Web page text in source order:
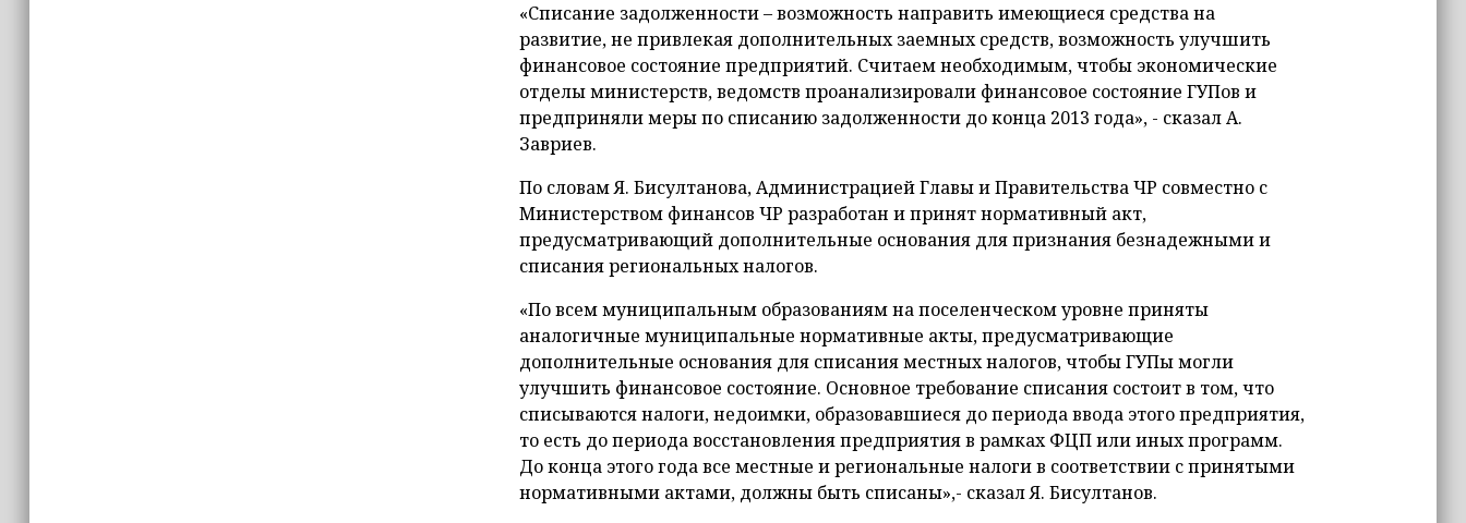
«Списание задолженности – возможность направить имеющиеся средства на
развитие, не привлекая дополнительных заемных средств, возможность улучшить
финансовое состояние предприятий. Считаем необходимым, чтобы экономические
отделы министерств, ведомств проанализировали финансовое состояние ГУПов и
предприняли меры по списанию задолженности до конца 2013 года», - сказал А.
Завриев.
По словам Я. Бисултанова, Администрацией Главы и Правительства ЧР совместно с
Министерством финансов ЧР разработан и принят нормативный акт,
предусматривающий дополнительные основания для признания безнадежными и
списания региональных налогов.
«По всем муниципальным образованиям на поселенческом уровне приняты
аналогичные муниципальные нормативные акты, предусматривающие
дополнительные основания для списания местных налогов, чтобы ГУПы могли
улучшить финансовое состояние. Основное требование списания состоит в том, что
списываются налоги, недоимки, образовавшиеся до периода ввода этого предприятия,
то есть до периода восстановления предприятия в рамках ФЦП или иных программ.
До конца этого года все местные и региональные налоги в соответствии с принятыми
нормативными актами, должны быть списаны»,- сказал Я. Бисултанов.